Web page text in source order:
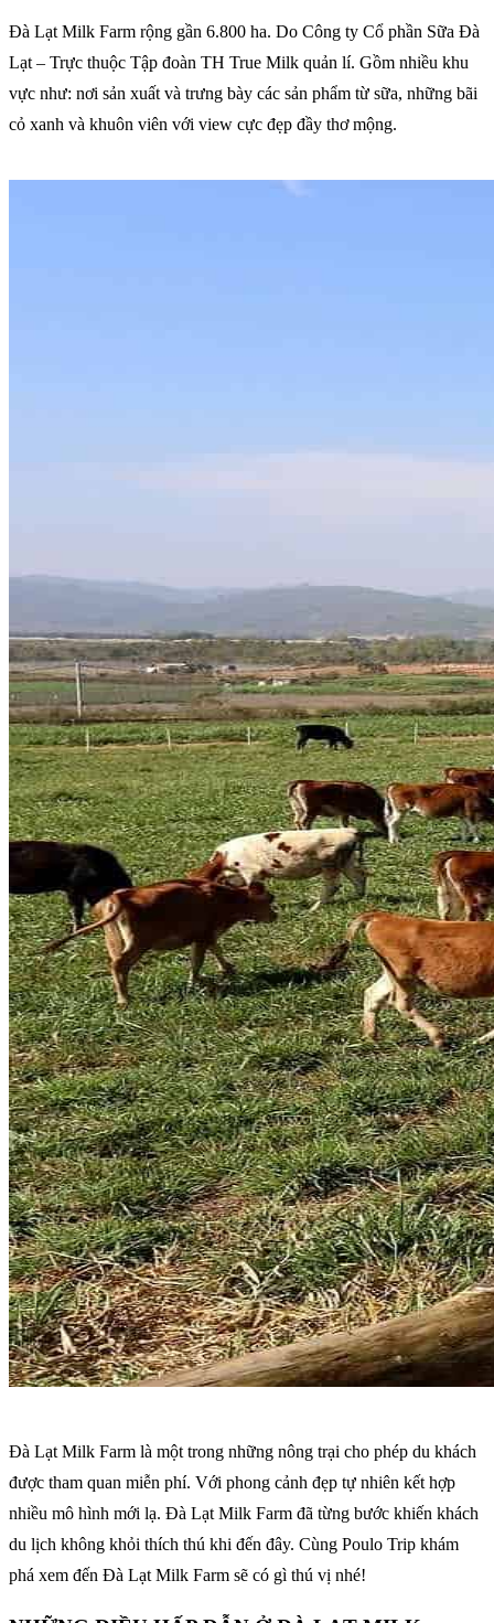
Đà Lạt Milk Farm rộng gần 6.800 ha. Do Công ty Cổ phần Sữa Đà
Lạt – Trực thuộc Tập đoàn TH True Milk quản lí. Gồm nhiều khu
vực như: nơi sản xuất và trưng bày các sản phẩm từ sữa, những bãi
cỏ xanh và khuôn viên với view cực đẹp đầy thơ mộng.
Đà Lạt Milk Farm là một trong những nông trại cho phép du khách
được tham quan miễn phí. Với phong cảnh đẹp tự nhiên kết hợp
nhiều mô hình mới lạ. Đà Lạt Milk Farm đã từng bước khiến khách
du lịch không khỏi thích thú khi đến đây. Cùng Poulo Trip khám
phá xem đến Đà Lạt Milk Farm sẽ có gì thú vị nhé!